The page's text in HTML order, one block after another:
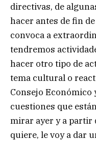
directivas, de
hacer antes de fin
convoca a
tendremos
hacer otro tipo de
tema cultural o
Consejo Económico
cuestiones que
mirar ayer y a partir
quiere, le voy a dar